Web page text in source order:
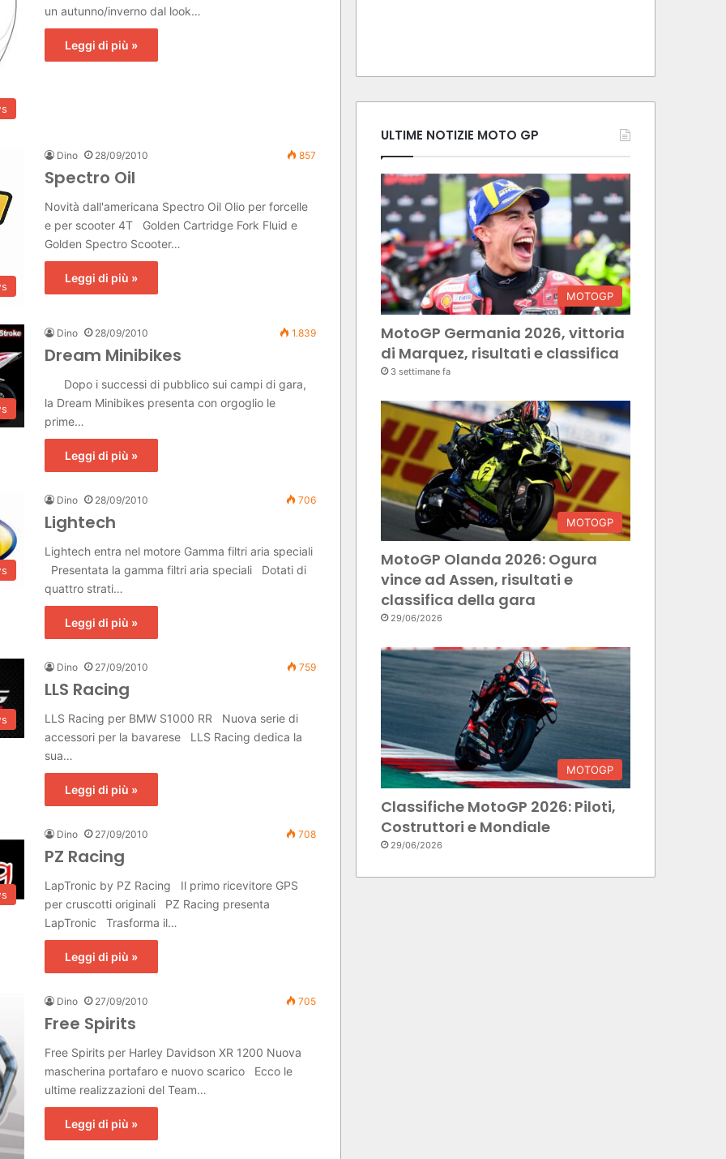
un autunno/inverno dal look…
Leggi di più »
Dino 28/09/2010 857
Spectro Oil
Novità dall'americana Spectro Oil Olio per forcelle
e per scooter 4T Golden Cartridge Fork Fluid e
Golden Spectro Scooter…
Leggi di più »
Dino 28/09/2010 1.839
Dream Minibikes
Dopo i successi di pubblico sui campi di gara,
la Dream Minibikes presenta con orgoglio le
prime…
Leggi di più »
Dino 28/09/2010 706
Lightech
Lightech entra nel motore Gamma filtri aria speciali
Presentata la gamma filtri aria speciali Dotati di
quattro strati…
Leggi di più »
Dino 27/09/2010 759
LLS Racing
LLS Racing per BMW S1000 RR Nuova serie di
accessori per la bavarese LLS Racing dedica la
sua…
Leggi di più »
Dino 27/09/2010 708
PZ Racing
LapTronic by PZ Racing Il primo ricevitore GPS
per cruscotti originali PZ Racing presenta
LapTronic Trasforma il…
Leggi di più »
Dino 27/09/2010 705
Free Spirits
Free Spirits per Harley Davidson XR 1200 Nuova
mascherina portafaro e nuovo scarico Ecco le
ultime realizzazioni del Team…
Leggi di più »
ULTIME NOTIZIE MOTO GP
MOTOGP
MotoGP Germania 2026, vittoria
di Marquez, risultati e classifica
3 settimane fa
MOTOGP
MotoGP Olanda 2026: Ogura
vince ad Assen, risultati e
classifica della gara
29/06/2026
MOTOGP
Classifiche MotoGP 2026: Piloti,
Costruttori e Mondiale
29/06/2026